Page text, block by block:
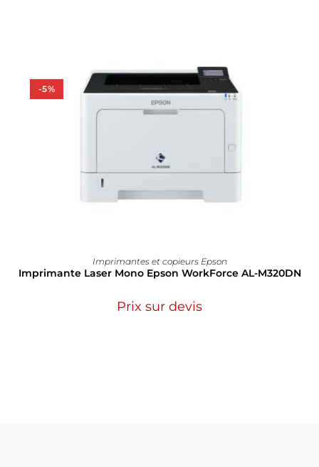
-5%
Imprimantes et copieurs Epson
Imprimante Laser Mono Epson WorkForce AL-M320DN
Prix sur devis